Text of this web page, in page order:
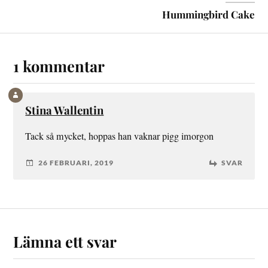
Hummingbird Cake
1 kommentar
Stina Wallentin
Tack så mycket, hoppas han vaknar pigg imorgon
26 FEBRUARI, 2019 SVAR
Lämna ett svar